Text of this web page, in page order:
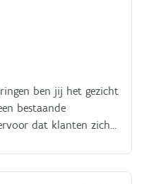
ben jij het gezicht
bestaande
dat klanten zich
betrouwbaar